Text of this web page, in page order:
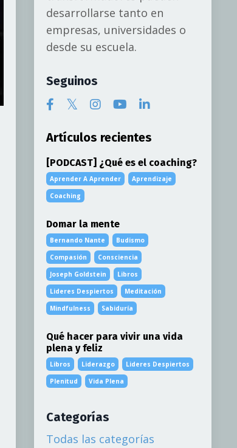
desarrollarse tanto en
empresas, universidades o
desde su escuela.
Seguinos
Artículos recientes
[PODCAST] ¿Qué es el coaching?
Aprender A Aprender
Aprendizaje
Coaching
Domar la mente
Bernando Nante
Budismo
Compasión
Consciencia
Joseph Goldstein
Libros
Lideres Despiertos
Meditación
Mindfulness
Sabiduría
Qué hacer para vivir una vida
plena y feliz
Libros Liderazgo
Lideres Despiertos
Plenitud
Vida Plena
Categorías
Todas las categorías